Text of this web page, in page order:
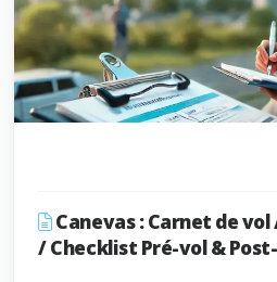
Canevas : Carnet de
/ Checklist Pré-vol &